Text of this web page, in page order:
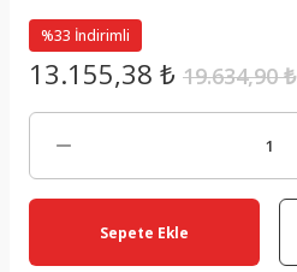
%33 İndirimli
13.155,38 ₺ 19.634,90 ₺
Sepete Ekle